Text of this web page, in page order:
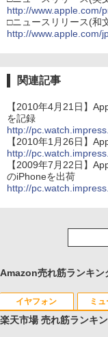
http://www.apple.com/
□ニュースリリース(和
http://www.apple.com/
関連記事
【2010年4月21日】
を記録
http://
【2010年1月26日】
http://
【2009年7月22日】
のiPhoneを出荷
http://
Amazon売れ筋ランキン
イヤフォン ミ
楽天市場 売れ筋ランキ